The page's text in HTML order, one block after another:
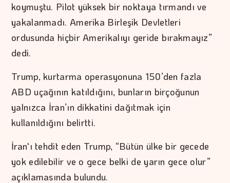
koymuştu. Pilot yüksek bir noktaya tırmandı ve
yakalanmadı. Amerika Birleşik Devletleri
ordusunda hiçbir Amerikalıyı geride bırakmayız”
dedi.
Trump, kurtarma operasyonuna 150’den fazla
ABD uçağının katıldığını, bunların birçoğunun
yalnızca İran’ın dikkatini dağıtmak için
kullanıldığını belirtti.
İran'ı tehdit eden Trump, “Bütün ülke bir gecede
yok edilebilir ve o gece belki de yarın gece olur”
açıklamasında bulundu.